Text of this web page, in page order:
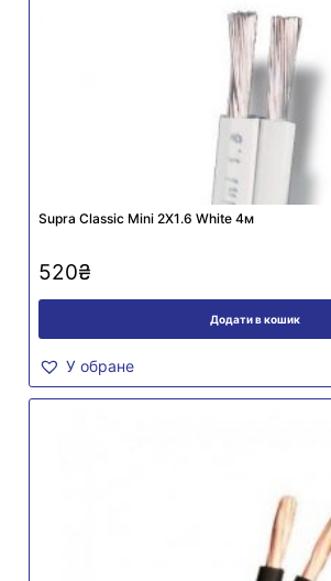
Supra Classic Mini 2X1.6 White 4м
520₴
Додати в кошик
У обране